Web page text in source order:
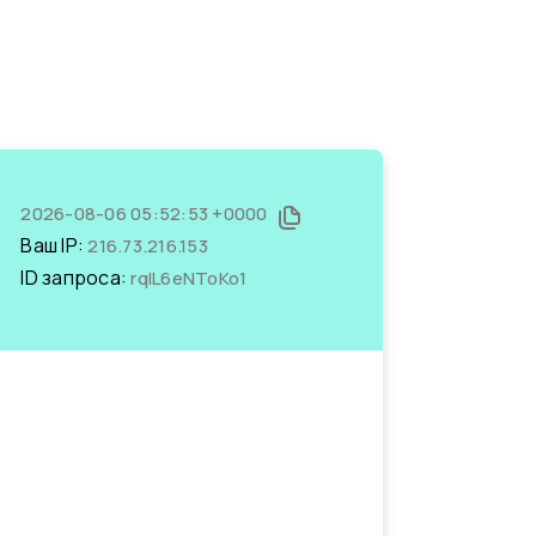
2026-08-06 05:52:53 +0000
Ваш IP:216.73.216.153
ID запроса:rqIL6eNToKo1